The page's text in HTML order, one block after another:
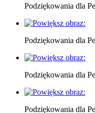
Podziękowania dla
Podziękowania dla
Podziękowania dla
Podziękowania dla